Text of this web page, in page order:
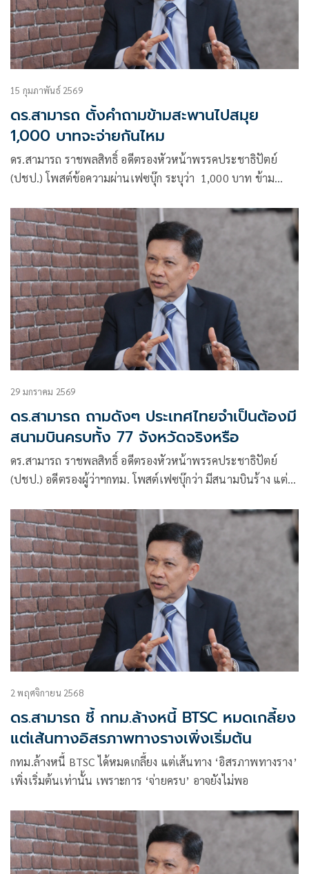
15 กุมภาพันธ์ 2569
ดร.สามารถ ตั้งคำถามข้ามสะพานไปสมุย
1,000 บาทจะจ่ายกันไหม
ดร.สามารถ ราชพลสิทธิ์ อดีตรองหัวหน้าพรรคประชาธิปัตย์
(ปชป.) โพสต์ข้อความผ่านเฟซบุ๊ก ระบุว่า 1,000 บาท ข้าม
29 มกราคม 2569
ดร.สามารถ ถามดังๆ ประเทศไทยจำเป็นต้องมี
สนามบินครบทั้ง 77 จังหวัดจริงหรือ
ดร.สามารถ ราชพลสิทธิ์ อดีตรองหัวหน้าพรรคประชาธิปัตย์
(ปชป.) อดีตรองผู้ว่าฯกทม. โพสต์เฟซบุ๊กว่า มีสนามบินร้าง แต่
ขึ้น-ลง แต่หลายจังหวัดยังเรียกร้องให้รัฐ “สร้างสนามบินใหม่”
2 พฤศจิกายน 2568
ดร.สามารถ ชี้ กทม.ล้างหนี้ BTSC หมดเกลี้ยง
แต่เส้นทางอิสรภาพทางรางเพิ่งเริ่มต้น
กทม.ล้างหนี้ BTSC ได้หมดเกลี้ยง แต่เส้นทาง ‘อิสรภาพทางราง’
เพิ่งเริ่มต้นเท่านั้น เพราะการ ‘จ่ายครบ’ อาจยังไม่พอ